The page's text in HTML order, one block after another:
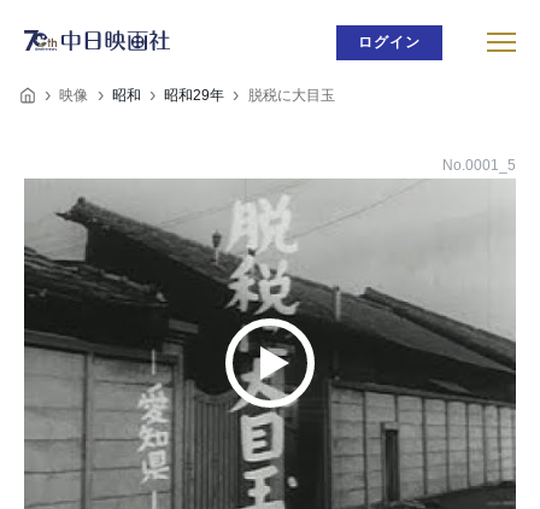
ログイン
映像 昭和 昭和29年 脱税に大目玉
No.0001_5